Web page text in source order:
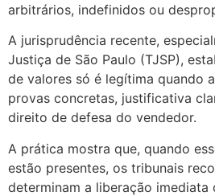
arbitrários, indefinidos ou
A jurisprudência recente,
Justiça de São Paulo (TJSP),
de valores só é legítima quando
provas concretas, justificativa
direito de defesa do vendedor.
A prática mostra que, quando
estão presentes, os tribunais
determinam a liberação imediata